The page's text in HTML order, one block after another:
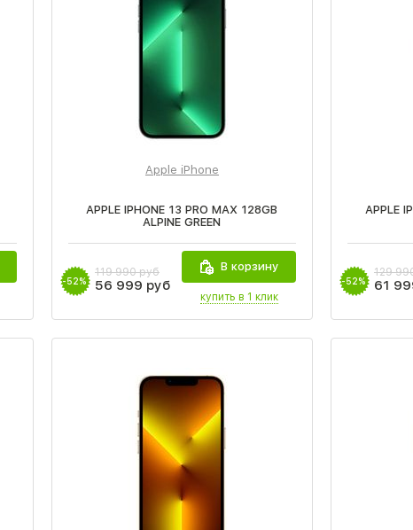
Apple iPhone
APPLE IPHONE 13 PRO MAX 128GB
ALPINE GREEN
-52%
119 990 руб
56 999 руб
В корзину
купить в 1 клик
APPLE
-52%
129
61